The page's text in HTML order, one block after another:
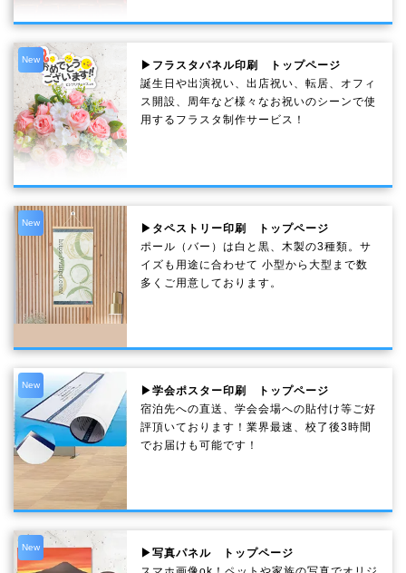
New
▶フラスタパネル印刷 トップページ
誕生日や出演祝い、出店祝い、転居、オフィ
ス開設、周年など様々なお祝いのシーンで使
用するフラスタ制作サービス！
New
▶タペストリー印刷 トップページ
ポール（バー）は白と黒、木製の3種類。サ
イズも用途に合わせて 小型から大型まで数
多くご用意しております。
New
▶学会ポスター印刷 トップページ
宿泊先への直送、学会会場への貼付け等ご好
評頂いております！業界最速、校了後3時間
でお届けも可能です！
New
▶写真パネル トップページ